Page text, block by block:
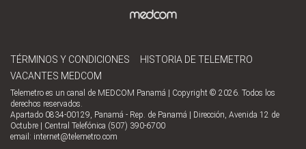
TÉRMINOS Y CONDICIONES
HISTORIA DE TELEMETRO
VACANTES MEDCOM
Telemetro es un canal de MEDCOM Panamá | Copyright © 2026. Todos los
derechos reservados.
Apartado 0834-00129, Panamá - Rep. de Panamá | Dirección, Avenida 12 de
Octubre | Central Telefónica (507) 390-6700
email: internet@telemetro.com